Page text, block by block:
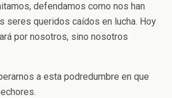
defendamos como nos han
seres queridos caídos en lucha. Hoy
por nosotros, sino nosotros
a esta podredumbre en que